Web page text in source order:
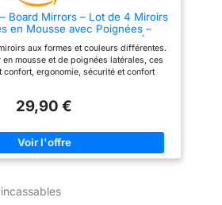
noter
dos
qu'il n'y a pas d'adhésif au dos
du miroir Utilisation polyvalente
toilettage ou la décoration
intérieure, le miroir pour enfant
est polyvalent ; vous pouvez
bricolage, activités artisanales,
Board Mirrors – Lot de 4 Miroirs
en Mousse avec Poignées –
Rectangle, Cercle – Jouet Éveil
Soi et Reconnaissance des
Dès 12 Mois
aux formes et couleurs différentes.
mousse et de poignées latérales, ces
confort, ergonomie, sécurité et confort
: 4 miroirs Dès 12 mois
29,90 €